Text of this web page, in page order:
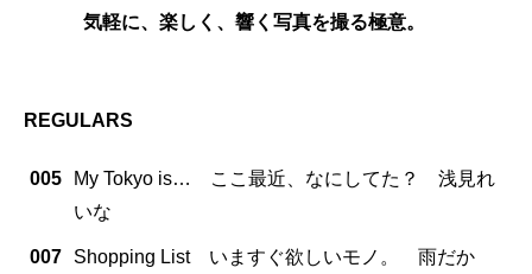
気軽に、楽しく、響く写真を撮る極意。
REGULARS
005
My Tokyo is… ここ最近、なにしてた？ 浅見れ
いな
007 Shopping List いますぐ欲しいモノ。 雨だか